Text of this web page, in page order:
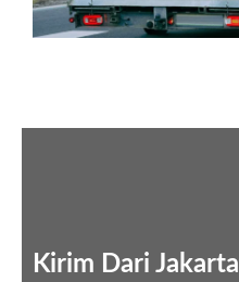
Kirim Dari Jakarta